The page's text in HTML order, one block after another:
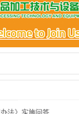
法》实施问答